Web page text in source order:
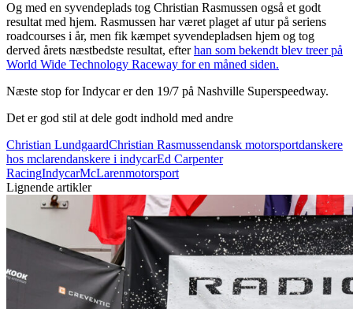
Og med en syvendeplads tog Christian Rasmussen også et godt
resultat med hjem. Rasmussen har været plaget af utur på seriens
roadcourses i år, men fik kæmpet syvendepladsen hjem og tog
derved årets næstbedste resultat, efterhan som bekendt blev treer på
World Wide Technology Raceway for en måned siden.
Næste stop for Indycar er den 19/7 på Nashville Superspeedway.
Det er god stil at dele godt indhold med andre
Christian LundgaardChristian Rasmussendansk motorsportdanskere
hos mclarendanskere i indycarEd Carpenter
RacingIndycarMcLarenmotorsport
Lignende artikler